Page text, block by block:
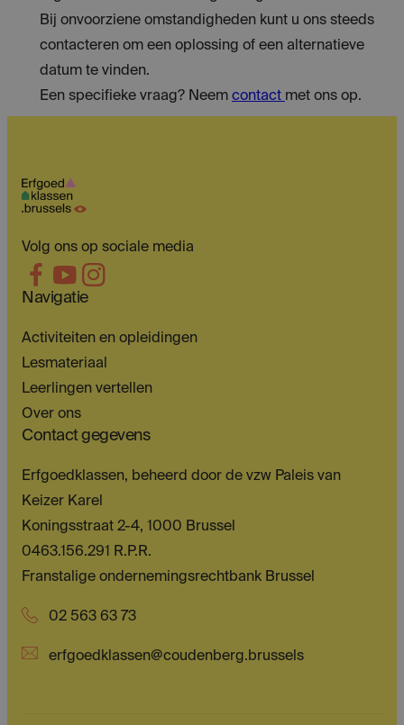
Bij onvoorziene omstandigheden kunt u ons steeds
contacteren om een oplossing of een alternatieve
datum te vinden.
Een specifieke vraag? Neem contact met ons op.
Volg ons op sociale media
Navigatie
Activiteiten en opleidingen
Lesmateriaal
Leerlingen vertellen
Over ons
Contact gegevens
Erfgoedklassen, beheerd door de vzw Paleis van
Keizer Karel
Koningsstraat 2-4, 1000 Brussel
0463.156.291 R.P.R.
Franstalige ondernemingsrechtbank Brussel
02 563 63 73
erfgoedklassen@coudenberg.brussels